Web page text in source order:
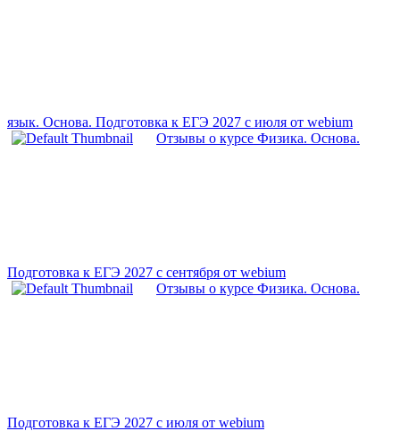
язык. Основа. Подготовка к ЕГЭ 2027 с июля от webium
Отзывы о курсе Физика. Основа.
Подготовка к ЕГЭ 2027 с сентября от webium
Отзывы о курсе Физика. Основа.
Подготовка к ЕГЭ 2027 с июля от webium